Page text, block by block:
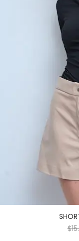
$